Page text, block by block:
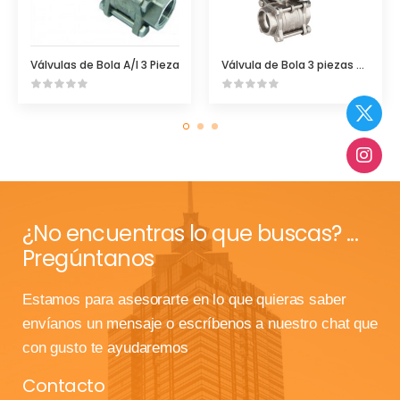
Válvulas de Bola A/I 3 Pieza Válvula de Bola 3 piezas Genebre
¿No encuentras lo que buscas? ...
Pregúntanos
Estamos para asesorarte en lo que quieras saber
envíanos un mensaje o escríbenos a nuestro chat que
con gusto te ayudaremos
Contacto